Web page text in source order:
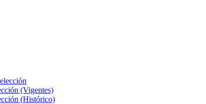
(Vigentes)
(Histórico)